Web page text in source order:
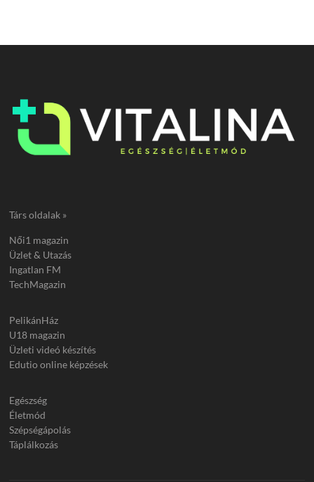
Társ oldalak »
Női1 magazin
Üzlet & Utazás
Ingatlan FM
TechMagazin
PelikánHáz
U18 magazin
Üzleti videó készítés
Edutio online képzések
Egészség
Életmód
Szépségápolás
Táplálkozás